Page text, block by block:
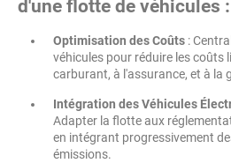
d'une flotte de véhicules :
Optimisation des Coûts :
véhicules pour réduire les coûts
carburant, à l'assurance, et à la
Intégration des Véhicules
Adapter la flotte aux
en intégrant progressivement
émissions.